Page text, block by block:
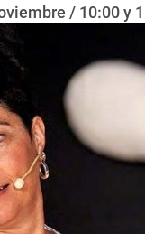
/ 10:00 y